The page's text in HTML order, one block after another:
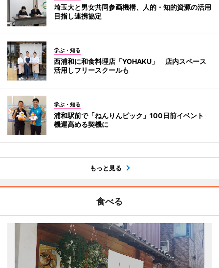
埼玉大と男女共同参画機構、人的・知的資源の活用
目指し連携協定
学ぶ・知る
西浦和に和食料理店「YOHAKU」 店内スペース
活用しフリースクールも
学ぶ・知る
浦和駅前で「ねんりんピック」100日前イベント
機運高める契機に
もっと見る
食べる